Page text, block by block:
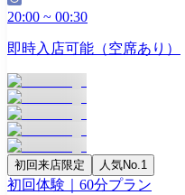
20:00 ~ 00:30
即時入店可能（空席あり）
初回来店限定 人気No.1
初回体験｜60分プラン